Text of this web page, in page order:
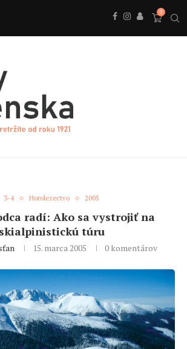
0
3-4 Horolezectvo 2005
radí: Ako sa vystrojiť na
skialpinistickú túru
15. marca 2005 0 komentárov